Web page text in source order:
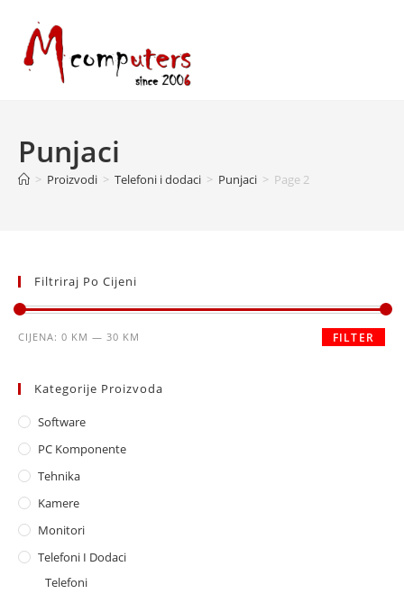
content
Punjaci
> Proizvodi > Telefoni i dodaci > Punjaci > Page 2
Filtriraj Po Cijeni
Minimalna
Maksimalna
FILTER
CIJENA: 0 KM — 30 KM
Kategorije Proizvoda
Software
PC Komponente
Tehnika
Kamere
Monitori
Telefoni I Dodaci
Telefoni